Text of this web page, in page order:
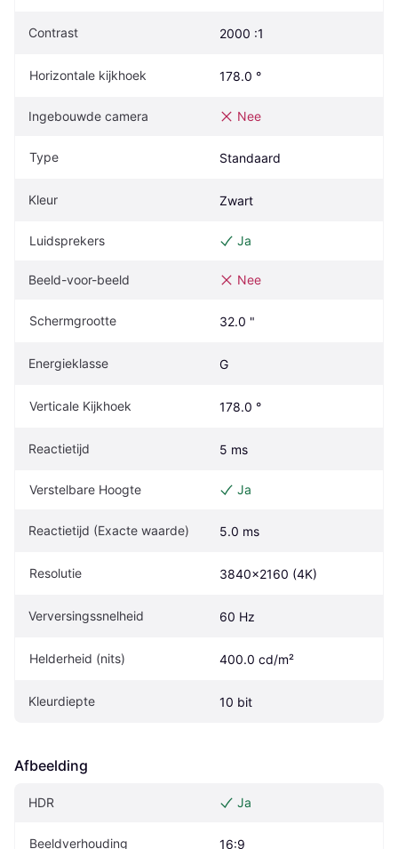
Contrast 2000 :1
Horizontale kijkhoek 178.0 °
Ingebouwde camera Nee
Type Standaard
Kleur Zwart
Luidsprekers Ja
Beeld-voor-beeld Nee
Schermgrootte 32.0 "
Energieklasse G
Verticale Kijkhoek 178.0 °
Reactietijd 5 ms
Verstelbare Hoogte Ja
Reactietijd (Exacte waarde) 5.0 ms
Resolutie 3840x2160 (4K)
Verversingssnelheid 60 Hz
Helderheid (nits) 400.0 cd/m²
Kleurdiepte 10 bit
Afbeelding
HDR Ja
Beeldverhouding 16:9